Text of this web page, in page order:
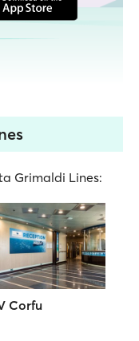
Grimaldi Lines:
Corfu